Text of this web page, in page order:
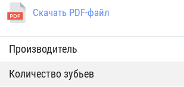
Скачать PDF-файл
Производитель
Количество зубьев